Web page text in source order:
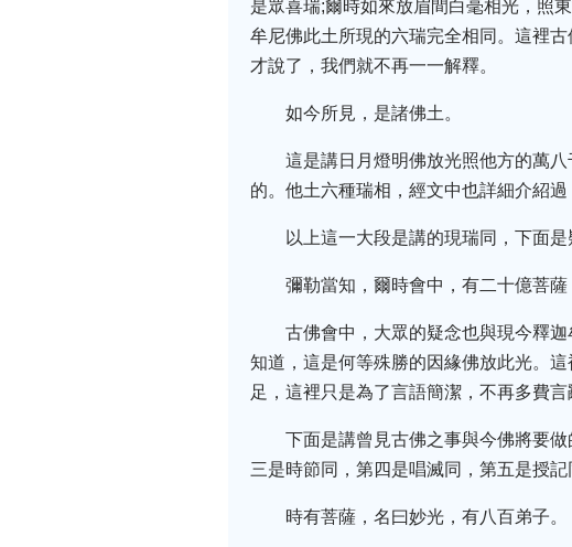
是眾喜瑞;爾時如來放眉間白毫相光，照
牟尼佛此土所現的六瑞完全相同。這裡
才說了，我們就不再一一解釋。
如今所見，是諸佛土。
這是講日月燈明佛放光照他方的萬
的。他土六種瑞相，經文中也詳細介紹
以上這一大段是講的現瑞同，下面是
彌勒當知，爾時會中，有二十億菩
古佛會中，大眾的疑念也與現今釋
知道，這是何等殊勝的因緣佛放此光。
足，這裡只是為了言語簡潔，不再多費
下面是講曾見古佛之事與今佛將要
三是時節同，第四是唱滅同，第五是授
時有菩薩，名曰妙光，有八百弟子。